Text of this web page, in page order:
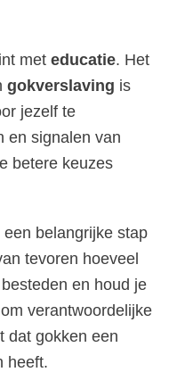
met educatie. Het
gokverslaving is
jezelf te
en signalen van
betere keuzes
een belangrijke stap
tevoren hoeveel
en houd je
verantwoordelijke
dat gokken een
heeft.